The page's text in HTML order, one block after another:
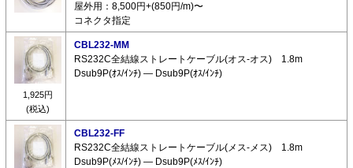
屋外用：8,500円+(850円/m)〜
コネクタ指定
1,925円
(税込)
CBL232-MM
RS232C全結線ストレートケーブル(オス-オス) 1.8m
Dsub9P(ｵｽ/ｲﾝﾁ) ― Dsub9P(ｵｽ/ｲﾝﾁ)
CBL232-FF
RS232C全結線ストレートケーブル(メス-メス) 1.8m
Dsub9P(ﾒｽ/ｲﾝﾁ) ― Dsub9P(ﾒｽ/ｲﾝﾁ)